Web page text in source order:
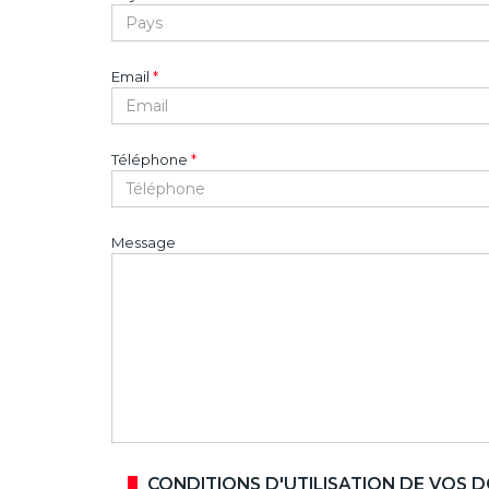
Email *
Téléphone *
Message
CONDITIONS D'UTILISATION DE VOS